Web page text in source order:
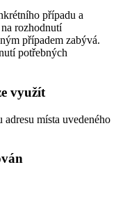
případu a
rozhodnutí
případem zabývá.
potřebných
využít
místa uvedeného